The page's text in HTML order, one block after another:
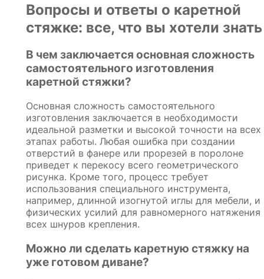
Вопросы и ответы о каретной
стяжке: все, что вы хотели знать
В чем заключается основная сложность
самостоятельного изготовления
каретной стяжки?
Основная сложность самостоятельного
изготовления заключается в необходимости
идеальной разметки и высокой точности на всех
этапах работы. Любая ошибка при создании
отверстий в фанере или прорезей в поролоне
приведет к перекосу всего геометрического
рисунка. Кроме того, процесс требует
использования специального инструмента,
например, длинной изогнутой иглы для мебели, и
физических усилий для равномерного натяжения
всех шнуров крепления.
Можно ли сделать каретную стяжку на
уже готовом диване?